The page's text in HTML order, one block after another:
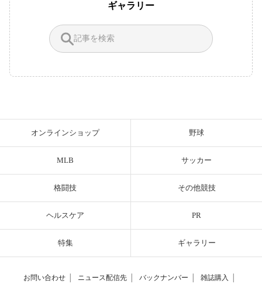
ギャラリー
オンラインショップ 野球
MLB サッカー
格闘技 その他競技
ヘルスケア PR
特集 ギャラリー
お問い合わせ ニュース配信先 バックナンバー 雑誌購入